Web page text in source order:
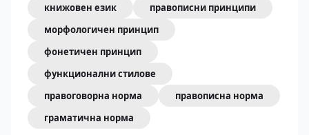
книжовен език
правописни принципи
морфологичен принцип
фонетичен принцип
функционални стилове
правоговорна норма
правописна норма
граматична норма